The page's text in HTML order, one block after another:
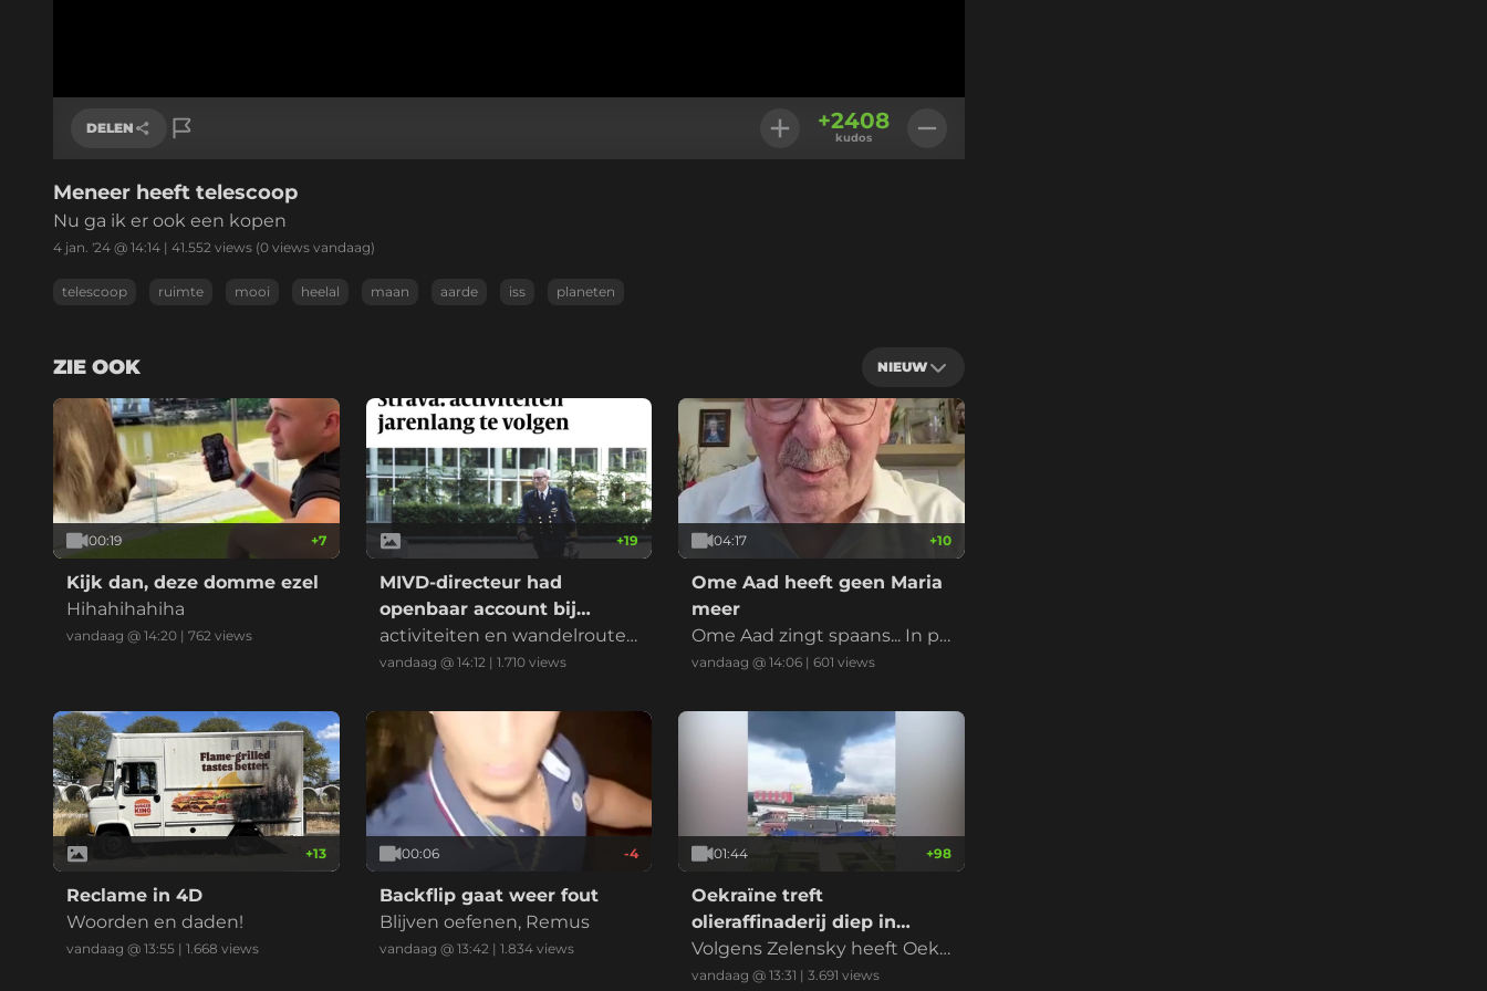
DELEN
Link kopiëren
+2408
kudos
Meneer heeft telescoop
Nu ga ik er ook een kopen
4 jan. '24 @ 14:14 | 41.552 views (0 views vandaag)
telescoop ruimte mooi heelal maan aarde iss planeten
ZIE OOK NIEUW
00:19 +7
Kijk dan, deze domme ezel
Hihahihahiha
vandaag @ 14:20 | 762 views
+19
MIVD-directeur had
openbaar account bij
Strava
activiteiten en wandelroutes
waren jarenlang te volgen...
vandaag @ 14:12 | 1.710views
04:17 +10
Ome Aad heeft geen Maria
meer
Ome Aad zingt spaans... In pl
aats van Maria, kan je ook Cor
iff Richard. WK333...
vandaag @ 14:06 |601 views
+13
Reclame in 4D
Woorden en daden!
vandaag @ 13:55 | 1.668 views
00:06 -4
Backflip gaat weer fout
Blijven oefenen, Remus
vandaag @ 13:42| 1.834views
01:44 +98
Oekraïne treft
olieraffinaderij diep in
Rusland
Volgens Zelensky heeft Oekr
aïne donderdag een olieraffi
vandaag @ 13:31 |3.691 views